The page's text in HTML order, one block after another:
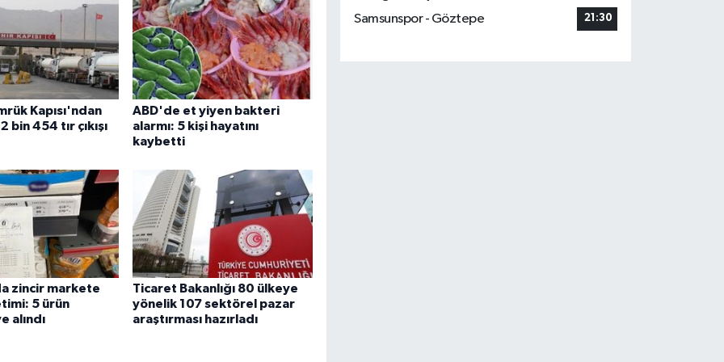
Kapısı'ndan
bin 454 tır çıkışı
ABD'de et yiyen bakteri
alarmı: 5 kişi hayatını
kaybetti
zincir markete
5 ürün
alındı
Ticaret Bakanlığı 80 ülkeye
yönelik 107 sektörel pazar
araştırması hazırladı
Samsunspor - Göztepe
21:30